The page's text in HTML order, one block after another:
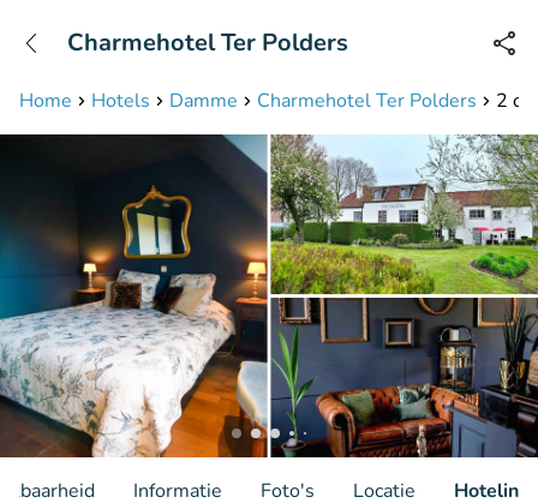
Bereikbaar tot 23:00 uur
Home Hotels Damme Charmehotel Ter Polders 2
Charmehotel Ter Polders
Informatie Foto's Locatie Hotelinfo